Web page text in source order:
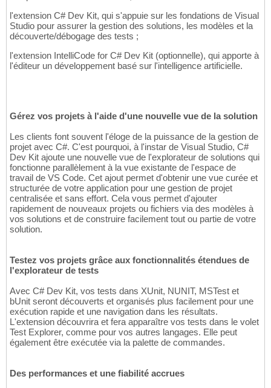
l'extension C# Dev Kit, qui s'appuie sur les fondations de Visual
Studio pour assurer la gestion des solutions, les modèles et la
découverte/débogage des tests ;
l'extension IntelliCode for C# Dev Kit (optionnelle), qui apporte à
l'éditeur un développement basé sur l'intelligence artificielle.
Gérez vos projets à l'aide d'une nouvelle vue de la solution
Les clients font souvent l'éloge de la puissance de la gestion de
projet avec C#. C'est pourquoi, à l'instar de Visual Studio, C#
Dev Kit ajoute une nouvelle vue de l'explorateur de solutions qui
fonctionne parallèlement à la vue existante de l'espace de
travail de VS Code. Cet ajout permet d'obtenir une vue curée et
structurée de votre application pour une gestion de projet
centralisée et sans effort. Cela vous permet d'ajouter
rapidement de nouveaux projets ou fichiers via des modèles à
vos solutions et de construire facilement tout ou partie de votre
solution.
Testez vos projets grâce aux fonctionnalités étendues de
l'explorateur de tests
Avec C# Dev Kit, vos tests dans XUnit, NUNIT, MSTest et
bUnit seront découverts et organisés plus facilement pour une
exécution rapide et une navigation dans les résultats.
L'extension découvrira et fera apparaître vos tests dans le volet
Test Explorer, comme pour vos autres langages. Elle peut
également être exécutée via la palette de commandes.
Des performances et une fiabilité accrues